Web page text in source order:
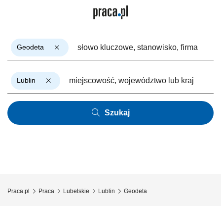
Geodeta
Lublin
Szukaj
Praca.pl Praca Lubelskie Lublin Geodeta